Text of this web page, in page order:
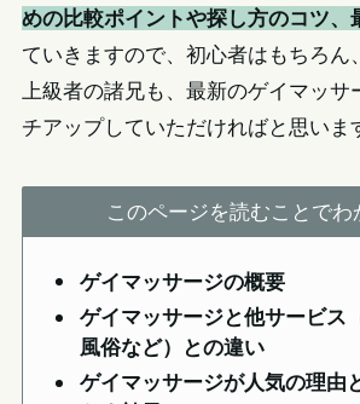
めの比較ポイントや探し方のコツ、
ていきますので、初心者はもちろん
上級者の諸兄も、最新のゲイマッサ
チアップしていただければと思いま
このページを読むことでわ
ゲイマッサージの概要
ゲイマッサージと他サービス
風俗など）との違い
ゲイマッサージが人気の理由